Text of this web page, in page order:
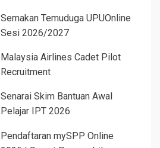
Semakan Temuduga UPUOnline
Sesi 2026/2027
Malaysia Airlines Cadet Pilot
Recruitment
Senarai Skim Bantuan Awal
Pelajar IPT 2026
Pendaftaran mySPP Online